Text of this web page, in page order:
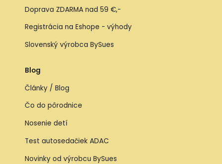
Doprava ZDARMA nad 59 €,-
Registrácia na Eshope - výhody
Slovenský výrobca BySues
Blog
Články / Blog
Čo do pôrodnice
Nosenie detí
Test autosedačiek ADAC
Novinky od výrobcu BySues